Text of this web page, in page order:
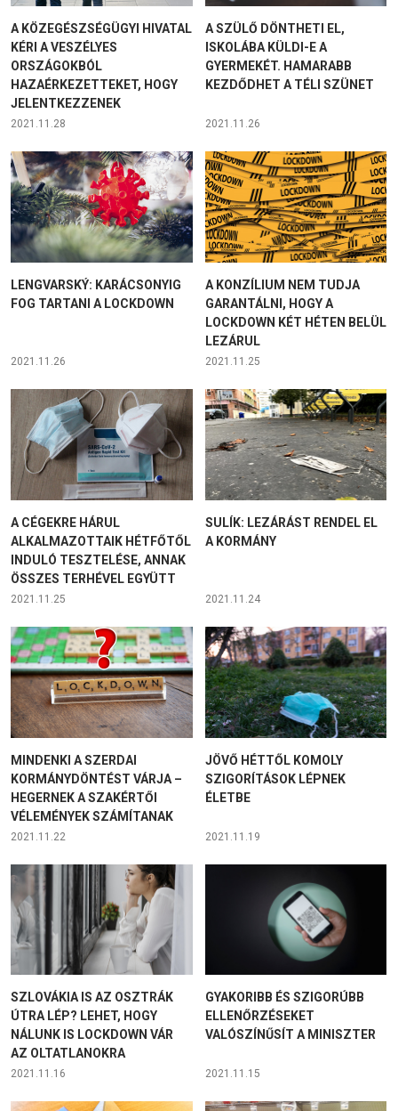
A KÖZEGÉSZSÉGÜGYI HIVATAL
KÉRI A VESZÉLYES
ORSZÁGOKBÓL
HAZAÉRKEZETTEKET, HOGY
JELENTKEZZENEK
2021.11.28
A SZÜLŐ DÖNTHETI EL,
ISKOLÁBA KÜLDI-E A
GYERMEKÉT. HAMARABB
KEZDŐDHET A TÉLI SZÜNET
2021.11.26
LENGVARSKÝ: KARÁCSONYIG
FOG TARTANI A LOCKDOWN
2021.11.26
A KONZÍLIUM NEM TUDJA
GARANTÁLNI, HOGY A
LOCKDOWN KÉT HÉTEN BELÜL
LEZÁRUL
2021.11.25
A CÉGEKRE HÁRUL
ALKALMAZOTTAIK HÉTFŐTŐL
INDULÓ TESZTELÉSE, ANNAK
ÖSSZES TERHÉVEL EGYÜTT
2021.11.25
SULÍK: LEZÁRÁST RENDEL EL
A KORMÁNY
2021.11.24
MINDENKI A SZERDAI
KORMÁNYDÖNTÉST VÁRJA –
HEGERNEK A SZAKÉRTŐI
VÉLEMÉNYEK SZÁMÍTANAK
2021.11.22
JÖVŐ HÉTTŐL KOMOLY
SZIGORÍTÁSOK LÉPNEK
ÉLETBE
2021.11.19
SZLOVÁKIA IS AZ OSZTRÁK
ÚTRA LÉP? LEHET, HOGY
NÁLUNK IS LOCKDOWN VÁR
AZ OLTATLANOKRA
2021.11.16
GYAKORIBB ÉS SZIGORÚBB
ELLENŐRZÉSEKET
VALÓSZÍNŰSÍT A MINISZTER
2021.11.15